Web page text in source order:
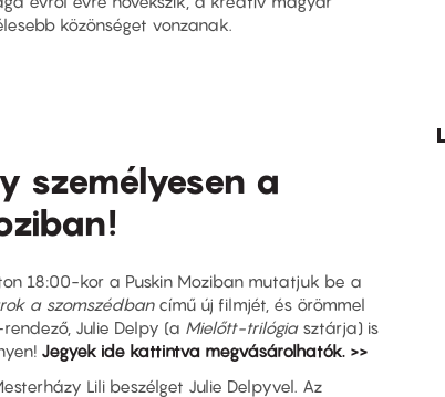
közönséget vonzanak.
személyesen a
18:00-kor a Puskin Moziban mutatjuk be a
a szomszédbancímű új filmjét, és örömmel
Julie Delpy (a Mielőtt-trilógiasztárja) is
Jegyek ide kattintva megvásárolhatók. >>
Lili beszélget Julie Delpyvel. Az